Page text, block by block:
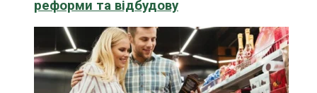
реформи та відбудову